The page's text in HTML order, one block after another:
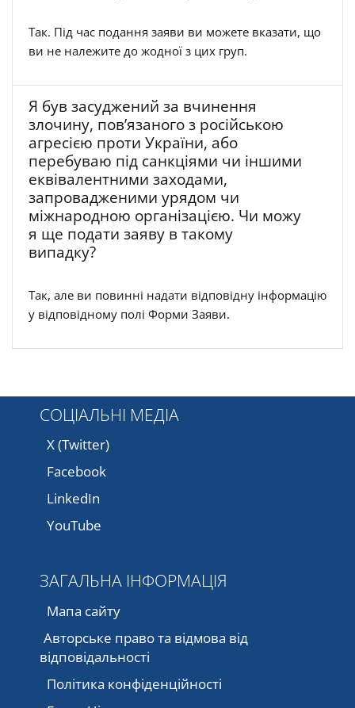
Так. Під час подання заяви ви можете вказати, що
ви не належите до жодної з цих груп.
Я був засуджений за вчинення
злочину, пов’язаного з російською
агресією проти України, або
перебуваю під санкціями чи іншими
еквівалентними заходами,
запровадженими урядом чи
міжнародною організацією. Чи можу
я ще подати заяву в такому
випадку?
Так, але ви повинні надати відповідну інформацію
у відповідному полі Форми Заяви.
СОЦІАЛЬНІ МЕДІА
X (Twitter)
Facebook
LinkedIn
YouTube
ЗАГАЛЬНА ІНФОРМАЦІЯ
Мапа сайту
Авторське право та відмова від
відповідальності
Політика конфіденційності